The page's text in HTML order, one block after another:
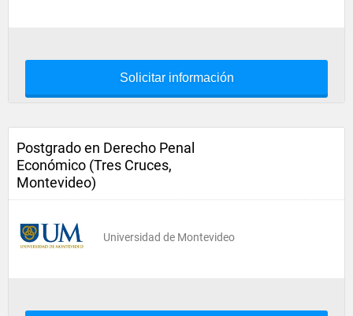
Solicitar información
Postgrado en Derecho Penal
Económico (Tres Cruces,
Montevideo)
Universidad de Montevideo